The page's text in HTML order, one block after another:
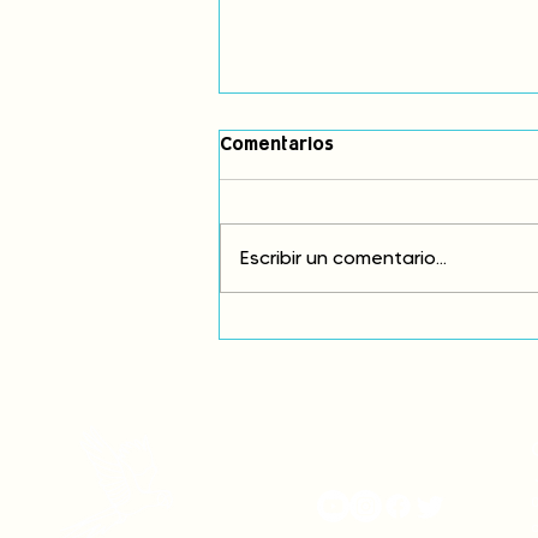
Comentarios
Escribir un comentario...